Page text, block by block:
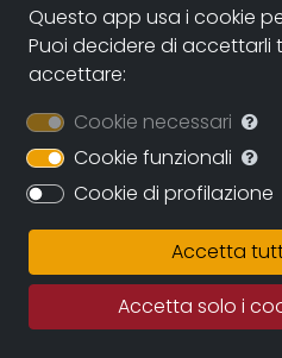
info@miafilm.com (autore)
Synopsis
Bettina runs the marriage
international. Like a modern
database specializes in
Eastern European women.
married beautiful Svetlana
woman of the right height.
following her Italian dream
Questo app usa i cookie
Puoi decidere di accettarli
accettare:
Cookie necessari
Cookie funzionali
Cookie di profilazione
Accetta
Accetta solo i